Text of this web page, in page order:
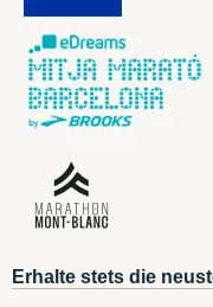
Erhalte stets die